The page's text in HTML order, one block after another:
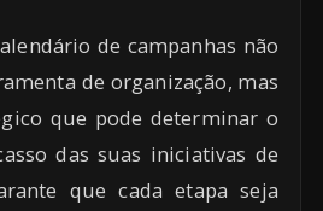
de campanhas não
de organização, mas
que pode determinar o
das suas iniciativas de
que cada etapa seja